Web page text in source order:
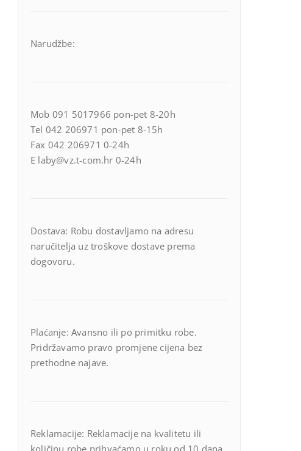
Narudžbe:
Mob 091 5017966 pon-pet 8-20h
Tel 042 206971 pon-pet 8-15h
Fax 042 206971 0-24h
E laby@vz.t-com.hr 0-24h
Dostava: Robu dostavljamo na adresu
naručitelja uz troškove dostave prema
dogovoru.
Plaćanje: Avansno ili po primitku robe.
Pridržavamo pravo promjene cijena bez
prethodne najave.
Reklamacije: Reklamacije na kvalitetu ili
količinu robe prihvaćamo u roku od 10 dana